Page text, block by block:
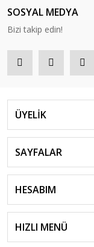
SOSYAL MEDYA
Bizi takip edin!
ÜYELİK
SAYFALAR
HESABIM
HIZLI MENÜ